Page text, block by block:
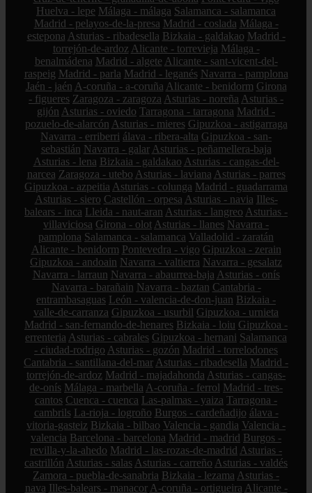
Huelva - lepe Málaga - málaga Salamanca - salamanca
Madrid - pelayos-de-la-presa Madrid - coslada Málaga -
estepona Asturias - ribadesella Bizkaia - galdakao Madrid -
torrejón-de-ardoz Alicante - torrevieja Málaga -
benalmádena Madrid - algete Alicante - sant-vicent-del-
raspeig Madrid - parla Madrid - leganés Navarra - pamplona
Jaén - jaén A-coruña - a-coruña Alicante - benidorm Girona
- figueres Zaragoza - zaragoza Asturias - noreña Asturias -
gijón Asturias - oviedo Tarragona - tarragona Madrid -
pozuelo-de-alarcón Asturias - mieres Gipuzkoa - astigarraga
Navarra - erriberri álava - ribera-alta Gipuzkoa - san-
sebastián Navarra - galar Asturias - peñamellera-baja
Asturias - lena Bizkaia - galdakao Asturias - cangas-del-
narcea Zaragoza - utebo Asturias - laviana Asturias - parres
Gipuzkoa - azpeitia Asturias - colunga Madrid - guadarrama
Asturias - siero Castellón - orpesa Asturias - navia Illes-
balears - inca Lleida - naut-aran Asturias - langreo Asturias -
villaviciosa Girona - olot Asturias - llanes Navarra -
pamplona Salamanca - salamanca Valladolid - zaratán
Alicante - benidorm Pontevedra - vigo Gipuzkoa - zerain
Gipuzkoa - andoain Navarra - valtierra Navarra - gesalatz
Navarra - larraun Navarra - abaurrea-baja Asturias - onís
Navarra - barañain Navarra - baztan Cantabria -
entrambasaguas León - valencia-de-don-juan Bizkaia -
valle-de-carranza Gipuzkoa - usurbil Gipuzkoa - urnieta
Madrid - san-fernando-de-henares Bizkaia - loiu Gipuzkoa -
errenteria Asturias - cabrales Gipuzkoa - hernani Salamanca
- ciudad-rodrigo Asturias - gozón Madrid - torrelodones
Cantabria - santillana-del-mar Asturias - ribadesella Madrid -
torrejón-de-ardoz Madrid - majadahonda Asturias - cangas-
de-onís Málaga - marbella A-coruña - ferrol Madrid - tres-
cantos Cuenca - cuenca Las-palmas - yaiza Tarragona -
cambrils La-rioja - logroño Burgos - cardeñadijo álava -
vitoria-gasteiz Bizkaia - bilbao Valencia - gandia Valencia -
valencia Barcelona - barcelona Madrid - madrid Burgos -
revilla-y-la-ahedo Madrid - las-rozas-de-madrid Asturias -
castrillón Asturias - salas Asturias - carreño Asturias - valdés
Zamora - puebla-de-sanabria Bizkaia - lezama Asturias -
nava Illes-balears - manacor A-coruña - ortigueira Alicante -